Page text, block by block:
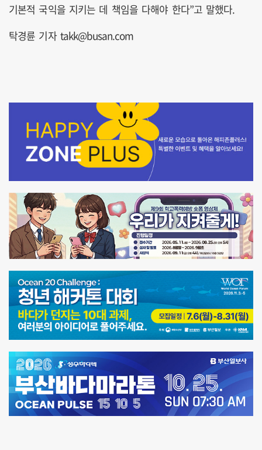
기본적 국익을 지키는 데 책임을 다해야 한다”고 말했다.
탁경륜 기자 takk@busan.com